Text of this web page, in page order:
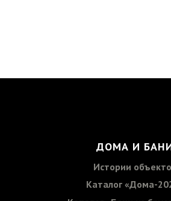
ДОМА И
Истории
Каталог «Дома-